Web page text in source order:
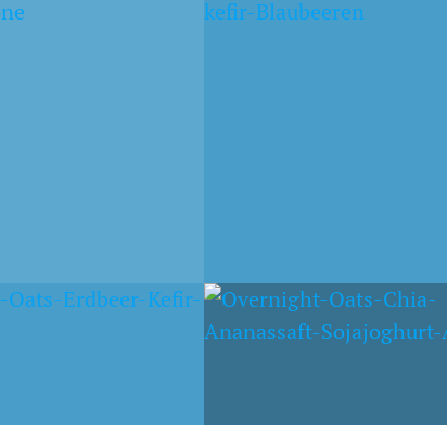
HIMBEERMILCH OATS
OATS MIT
3. SEPTEMBER 2014
APFEL-OATS MIT